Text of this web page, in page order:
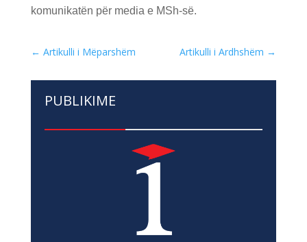
komunikatën për media e MSh-së.
← Artikulli i Mëparshëm Artikulli i Ardhshëm →
PUBLIKIME